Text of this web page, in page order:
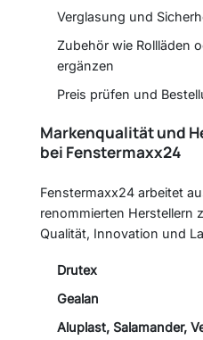
Verglasung und
Zubehör wie Rollläden
ergänzen
Preis prüfen und
Markenqualität und
bei Fenstermaxx24
Fenstermaxx24 arbeitet
renommierten Herstellern
Qualität, Innovation und
Drutex
Gealan
Aluplast, Salamander,